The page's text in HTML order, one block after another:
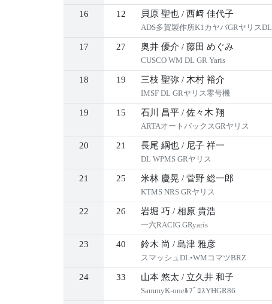
16 12 貝原 聖也 / 西﨑 佳代子
ADS多賀製作所K1カヤバGRヤリスDL
17 27 奥井 優介 / 藤田 めぐみ
CUSCO WM DL GR Yaris
18 19 三枝 聖弥 / 木村 裕介
IMSF DL GRヤリス零号機
19 15 石川 昌平 / 佐々木 翔
ARTAオートバックスGRヤリス
20 21 長尾 綱也 / 尼子 祥一
DL WPMS GRヤリス
21 25 米林 慶晃 / 菅野 総一郎
KTMS NRS GRヤリス
22 26 岩堀 巧 / 相原 貴浩
一六RACIG GRyaris
23 40 鈴木 尚 / 島津 雅彦
スマッシュDL•WMコマツBRZ
24 33 山本 悠太 / 立久井 和子
SammyK-oneﾙﾌﾞﾛｽYHGR86